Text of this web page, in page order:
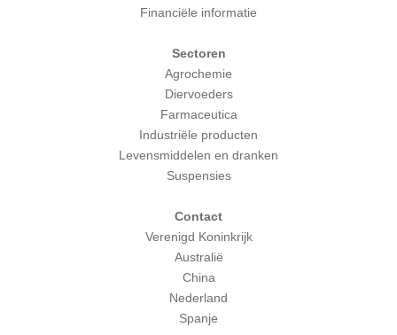
Financiële informatie
Sectoren
Agrochemie
Diervoeders
Farmaceutica
Industriële producten
Levensmiddelen en dranken
Suspensies
Contact
Verenigd Koninkrijk
Australië
China
Nederland
Spanje